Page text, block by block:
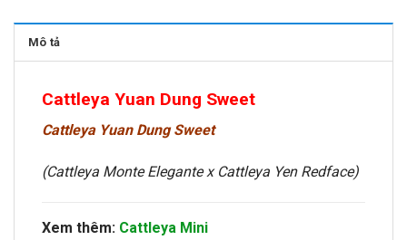
Mô tả
Cattleya Yuan Dung Sweet
Cattleya Yuan Dung Sweet
(Cattleya Monte Elegante x Cattleya Yen Redface)
Xem thêm: Cattleya Mini